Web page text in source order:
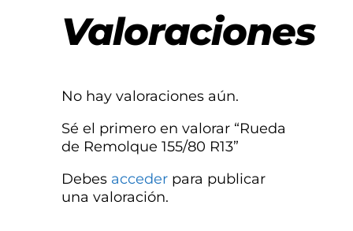
Valoraciones
No hay valoraciones aún.
Sé el primero en valorar “Rueda
de Remolque 155/80 R13”
Debes acceder para publicar
una valoración.